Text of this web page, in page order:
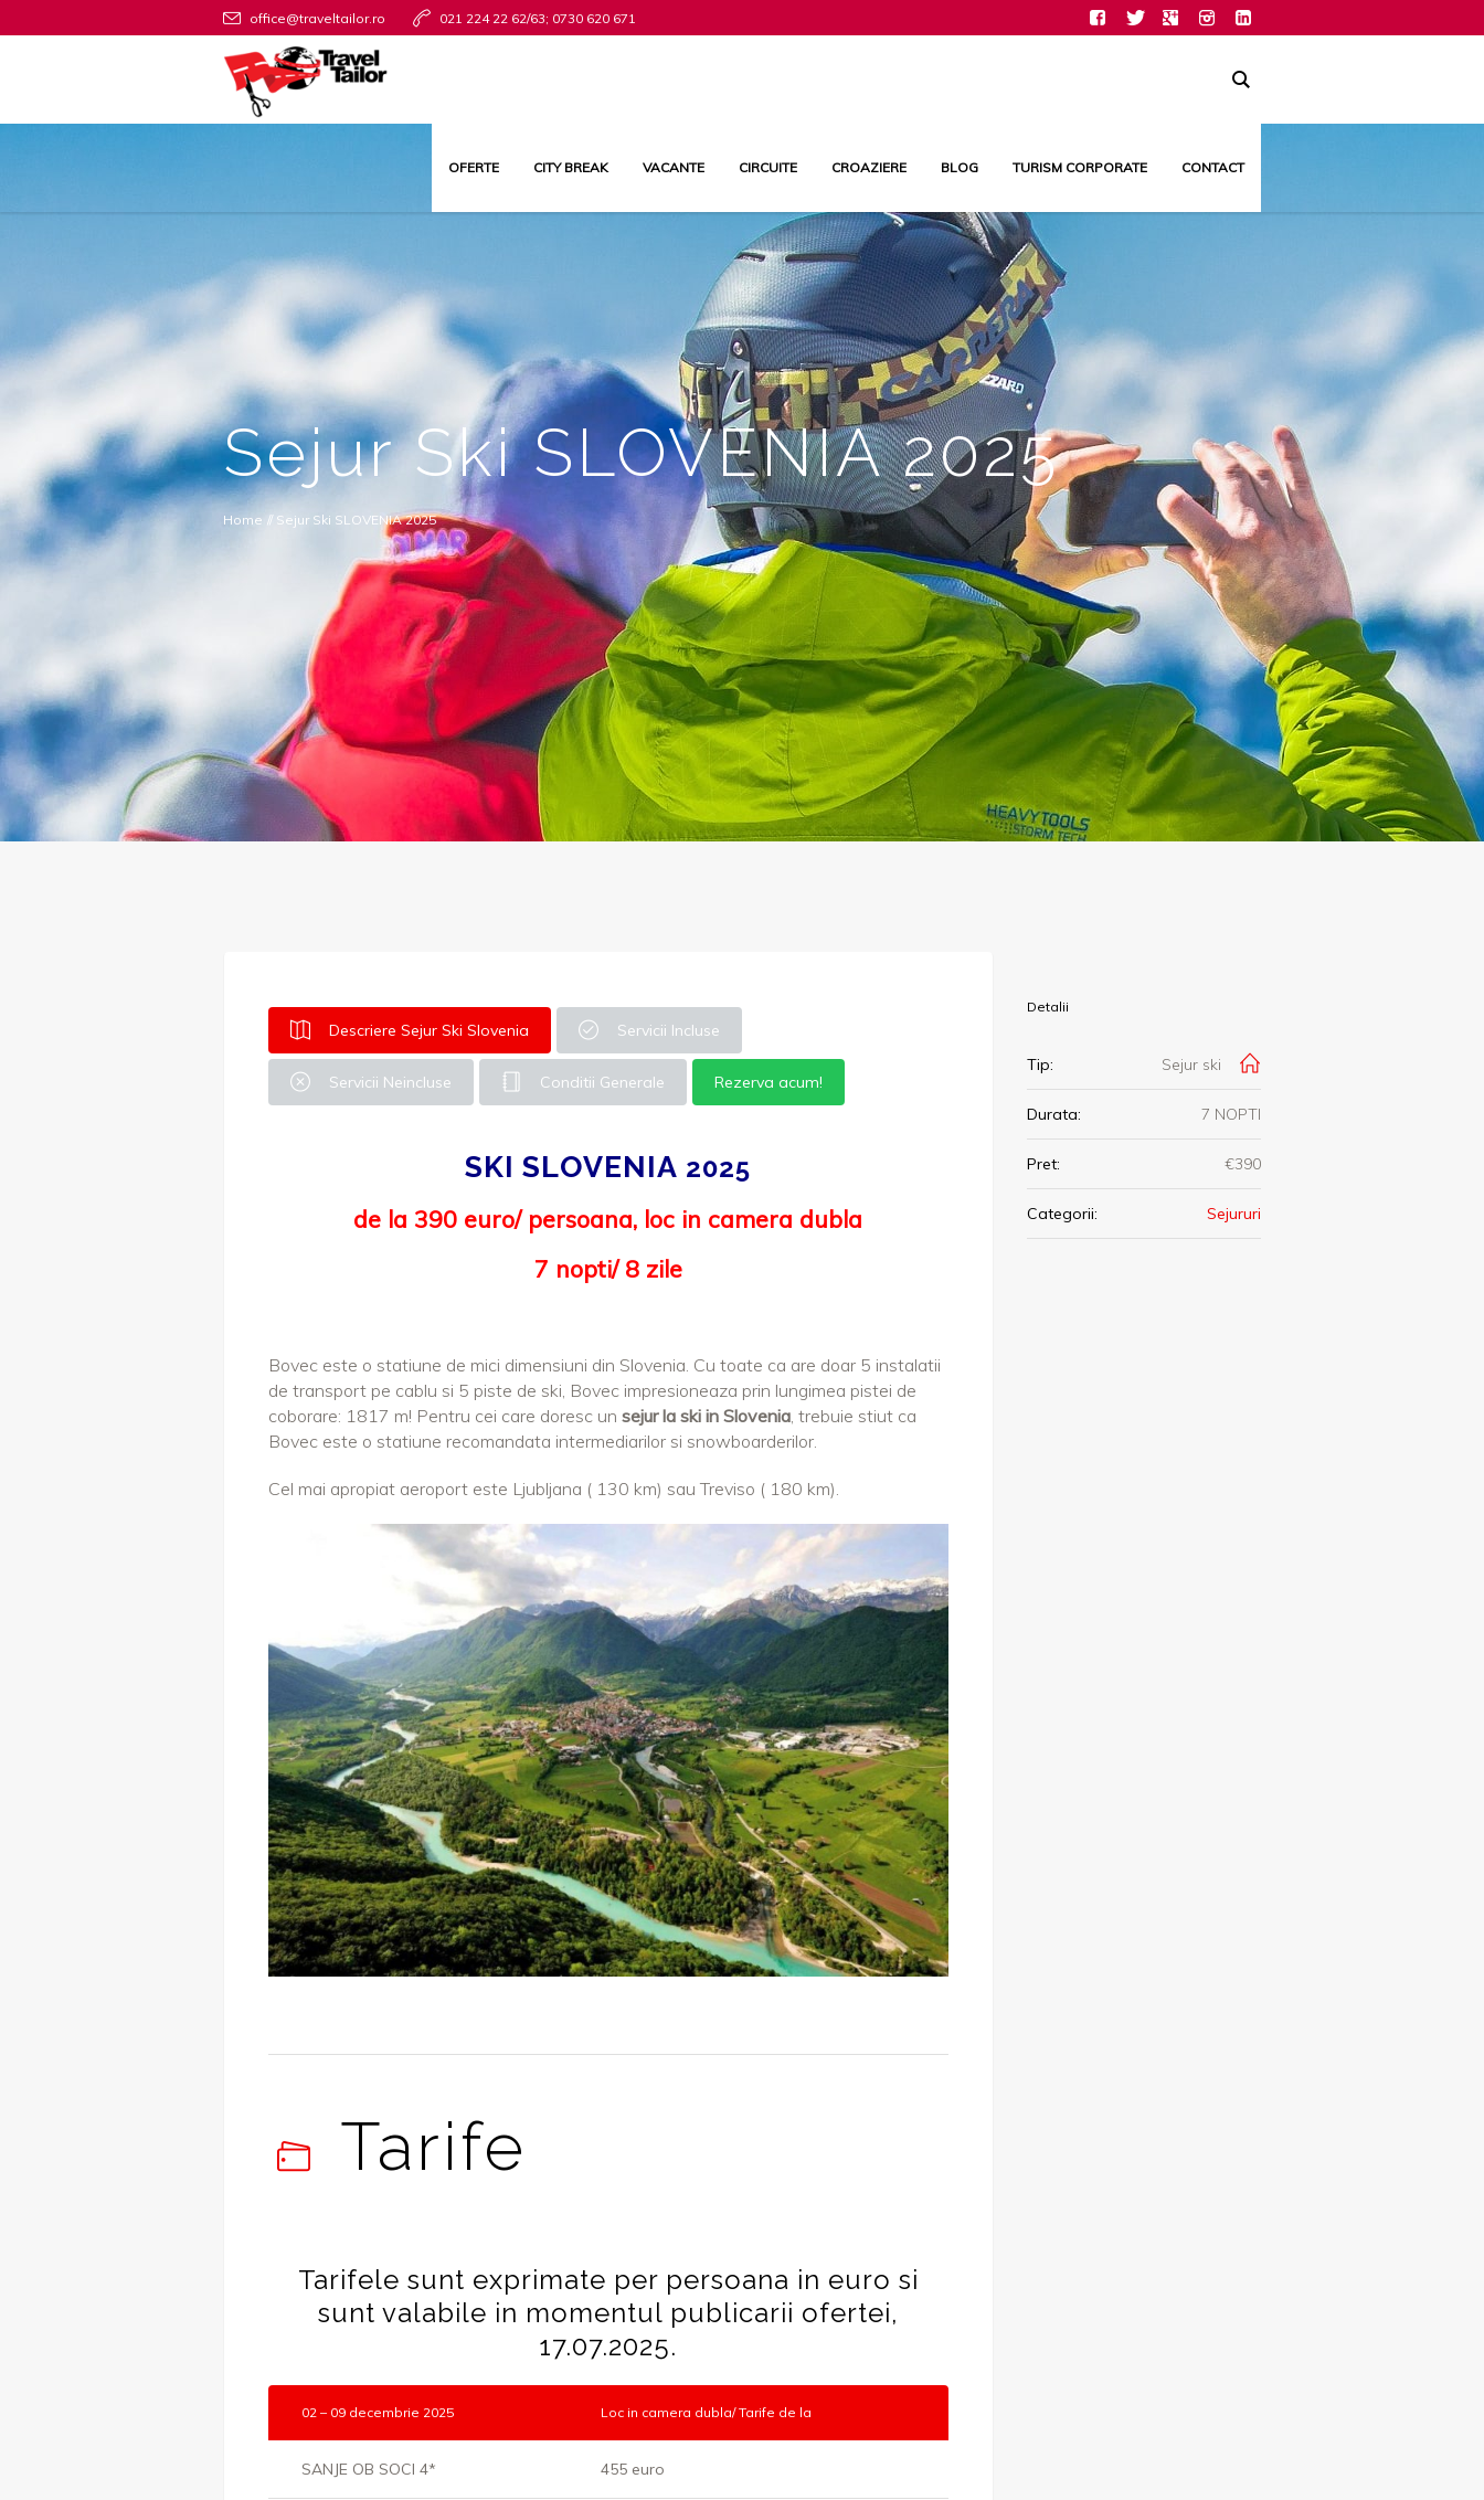
office@traveltailor.ro 021 224 22 62/63; 0730 620 671
OFERTE CITY BREAK VACANTE CIRCUITE CROAZIERE BLOG TURISM CORPORATE CONTACT
Sejur Ski SLOVENIA 2025
Home // Sejur Ski SLOVENIA 2025
Descriere Sejur Ski Slovenia Servicii Incluse
Servicii Neincluse Conditii Generale Rezerva acum!
SKI SLOVENIA 2025
de la 390 euro/ persoana, loc in camera dubla
7 nopti/ 8 zile
Bovec este o statiune de mici dimensiuni din Slovenia. Cu toate ca are doar 5 instalatii
de transport pe cablu si 5 piste de ski, Bovec impresioneaza prin lungimea pistei de
coborare: 1817 m! Pentru cei care doresc un sejur la ski in Slovenia, trebuie stiut ca
Bovec este o statiune recomandata intermediarilor si snowboarderilor.
Cel mai apropiat aeroport este Ljubljana ( 130 km) sau Treviso ( 180 km).
Tarife
Tarifele sunt exprimate per persoana in euro si
sunt valabile in momentul publicarii ofertei,
17.07.2025.
02 – 09 decembrie 2025 Loc in camera dubla/ Tarife de la
SANJE OB SOCI 4* 455 euro
Detalii
Tip: Sejur ski
Durata: 7 NOPTI
Pret: €390
Categorii: Sejururi